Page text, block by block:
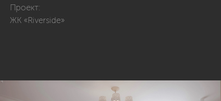
Проект:
ЖК «Riverside»